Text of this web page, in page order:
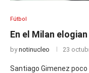
Fútbol
En el Milan
bynotinucleo 23
Santiago Gimenez poco